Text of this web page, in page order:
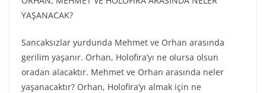
YAŞANACAK?
Sancaksızlar yurdunda Mehmet ve Orhan arasında
gerilim yaşanır. Orhan, Holofira’yı ne olursa olsun
oradan alacaktır. Mehmet ve Orhan arasında neler
yaşanacaktır? Orhan, Holofira’yı almak için ne